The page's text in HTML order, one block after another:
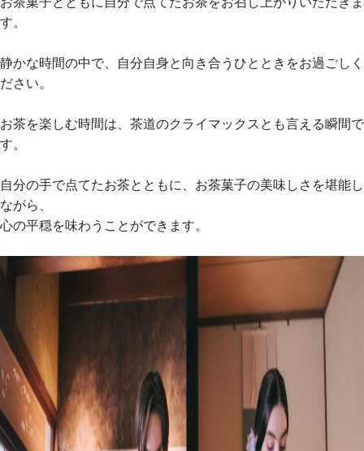
す。
静かな時間の中で、自分自身と向き合うひとときをお過ごしく
ださい。
お茶を楽しむ時間は、茶道のクライマックスとも言える瞬間で
す。
自分の手で点てたお茶とともに、お茶菓子の美味しさを堪能し
ながら、
心の平穏を味わうことができます。